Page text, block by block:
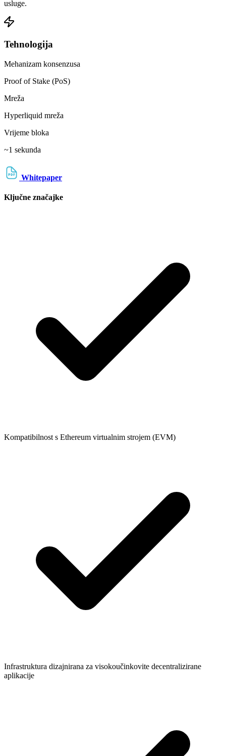
usluge.
Tehnologija
Mehanizam konsenzusa
Proof of Stake (PoS)
Mreža
Hyperliquid mreža
Vrijeme bloka
~1 sekunda
Whitepaper
Ključne značajke
Kompatibilnost s Ethereum virtualnim strojem (EVM)
Infrastruktura dizajnirana za visokoučinkovite decentralizirane
aplikacije